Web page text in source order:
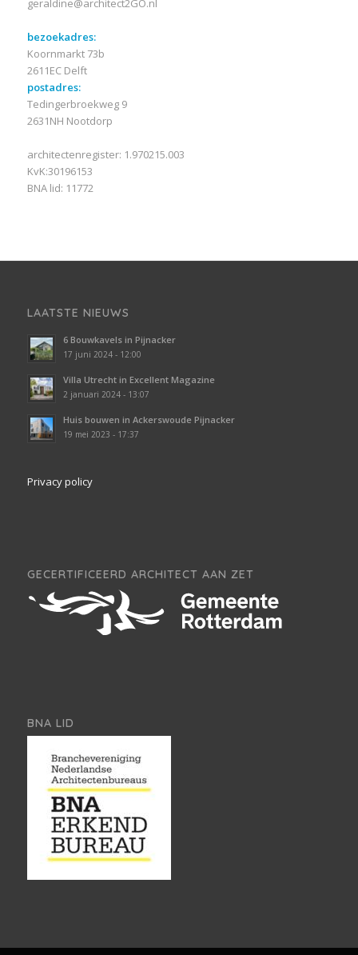
geraldine@architect2GO.nl
bezoekadres:
Koornmarkt 73b
2611EC Delft
postadres:
Tedingerbroekweg 9
2631NH Nootdorp
architectenregister: 1.970215.003
KvK:30196153
BNA lid: 11772
LAATSTE NIEUWS
6 Bouwkavels in Pijnacker
17 juni 2024 - 12:00
Villa Utrecht in Excellent Magazine
2 januari 2024 - 13:07
Huis bouwen in Ackerswoude Pijnacker
19 mei 2023 - 17:37
Privacy policy
GECERTIFICEERD ARCHITECT AAN ZET
BNA LID